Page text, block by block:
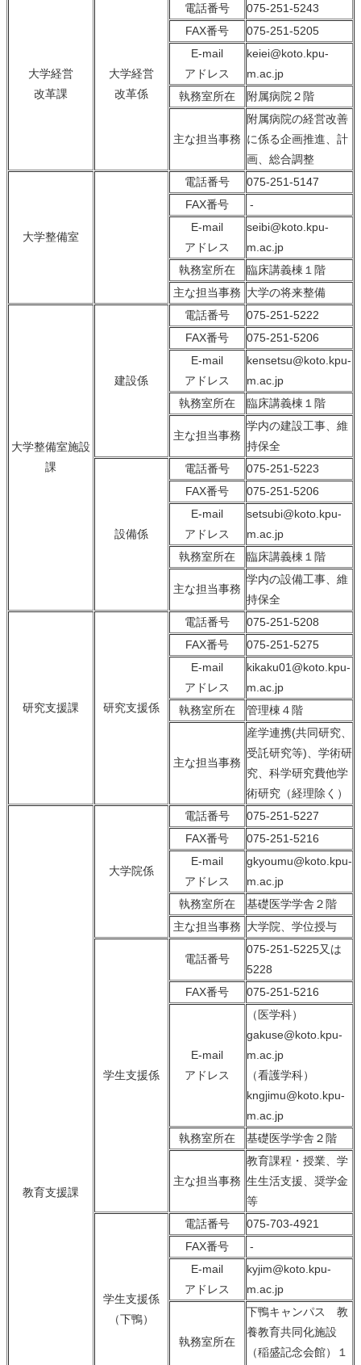
大学経営
改革課
大学経営
改革係
電話番号
075-251-5243
FAX番号
075-251-5205
E-mail
アドレス
keiei@koto.kpu-
m.ac.jp
執務室所在
附属病院２階
主な担当事務
附属病院の経営改善
に係る企画推進、計
画、総合調整
大学整備室
電話番号
075-251-5147
FAX番号
-
E-mail
アドレス
seibi@koto.kpu-
m.ac.jp
執務室所在
臨床講義棟１階
主な担当事務 大学の将来整備
大学整備室施設
課
建設係
電話番号
075-251-5222
FAX番号
075-251-5206
E-mail
アドレス
kensetsu@koto.kpu-
m.ac.jp
執務室所在
臨床講義棟１階
主な担当事務
学内の建設工事、維
持保全
設備係
電話番号
075-251-5223
FAX番号
075-251-5206
E-mail
アドレス
setsubi@koto.kpu-
m.ac.jp
執務室所在
臨床講義棟１階
主な担当事務
学内の設備工事、維
持保全
研究支援課 研究支援係
電話番号
075-251-5208
FAX番号
075-251-5275
E-mail
アドレス
kikaku01@koto.kpu-
m.ac.jp
執務室所在
管理棟４階
主な担当事務
産学連携(共同研究、
受託研究等)、学術研
究、科学研究費他学
術研究（経理除く）
教育支援課
大学院係
電話番号
075-251-5227
FAX番号
075-251-5216
E-mail
アドレス
gkyoumu@koto.kpu-
m.ac.jp
執務室所在
基礎医学学舎２階
主な担当事務 大学院、学位授与
学生支援係
電話番号
075-251-5225又は
5228
FAX番号
075-251-5216
E-mail
アドレス
（医学科）
gakuse@koto.kpu-
m.ac.jp
（看護学科）
kngjimu@koto.kpu-
m.ac.jp
執務室所在
基礎医学学舎２階
主な担当事務
教育課程・授業、学
生生活支援、奨学金
等
学生支援係
（下鴨）
電話番号
075-703-4921
FAX番号
-
E-mail
アドレス
kyjim@koto.kpu-
m.ac.jp
執務室所在
下鴨キャンパス 教
養教育共同化施設
（稲盛記念会館）１